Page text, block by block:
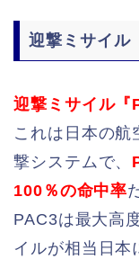
迎撃ミサイル
迎撃ミサイル『
これは日本の航
撃システムで、
100％の命中率
PAC3は最大高
イルが相当日本